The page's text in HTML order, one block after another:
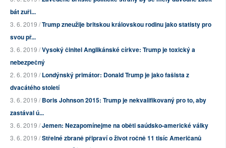
bát zuři...
3. 6. 2019 /Trump zneužije britskou královskou rodinu jako statisty pro
svou př...
3. 6. 2019 /Vysoký činitel Anglikánské církve: Trump je toxický a
nebezpečný
2. 6. 2019 /Londýnský primátor: Donald Trump je jako fašista z
dvacátého století
3. 6. 2019 /Boris Johnson 2015: Trump je nekvalifikovaný pro to, aby
zastával ú...
3. 6. 2019 /Jemen: Nezapomínejme na oběti saúdsko-americké války
3. 6. 2019 /Střelné zbraně připraví o život ročně 11 tisíc Američanů